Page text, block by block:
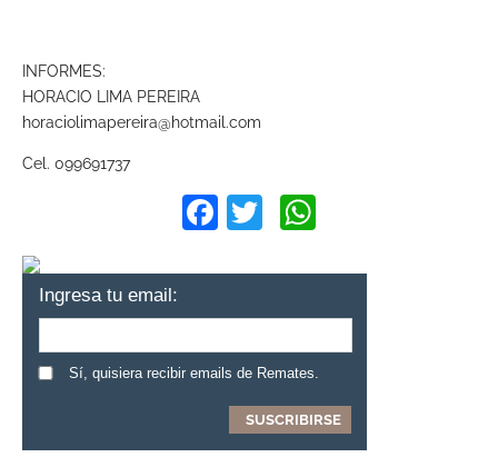
INFORMES:
HORACIO LIMA PEREIRA
horaciolimapereira@hotmail.com
Cel. 099691737
Facebook
Twitter
Ingresa tu email:
Sí, quisiera recibir emails de Remates.